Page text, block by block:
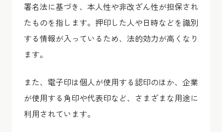
署名法に基づき、本人性や非改ざん性が担保され
たものを指します。押印した人や日時などを識別
する情報が入っているため、法的効力が高くなり
ます。
また、電子印は個人が使用する認印のほか、企業
が使用する角印や代表印など、さまざまな用途に
利用されています。